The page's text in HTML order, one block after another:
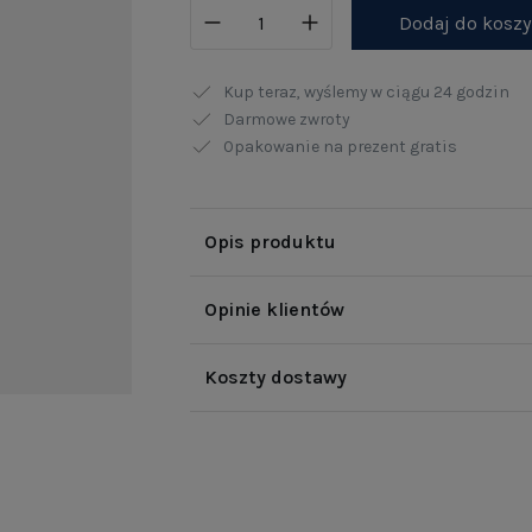
Dodaj do
Kup teraz, wyślemy w ciągu 24 godzin
Darmowe zwroty
Opakowanie na prezent gratis
Opis produktu
Opinie klientów
Koszty dostawy